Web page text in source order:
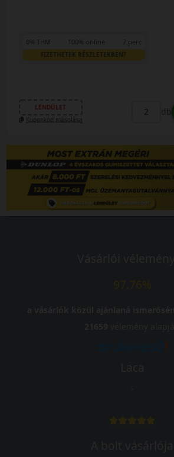
0% THM 100% online 7 perc
FIZETHETEK RÉSZLETEKBEN?
LENDÜLET
Kuponkód másolása
db